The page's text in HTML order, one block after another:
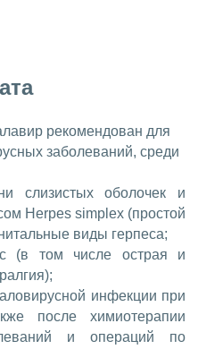
рекомендован для
заболеваний, среди
слизистых оболочек и
Herpes simplex (простой
виды герпеса;
(в том числе острая и
инфекции при
после химиотерапии
и операций по